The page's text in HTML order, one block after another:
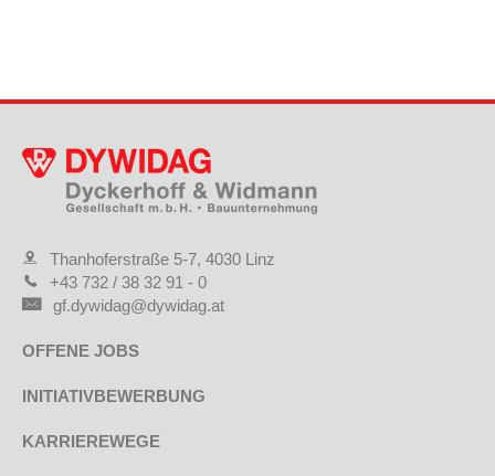
Thanhoferstraße 5-7, 4030 Linz
+43 732 / 38 32 91 - 0
gf.dywidag@dywidag.at
OFFENE JOBS
INITIATIVBEWERBUNG
KARRIEREWEGE